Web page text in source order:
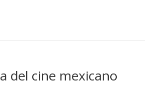
del cine mexicano